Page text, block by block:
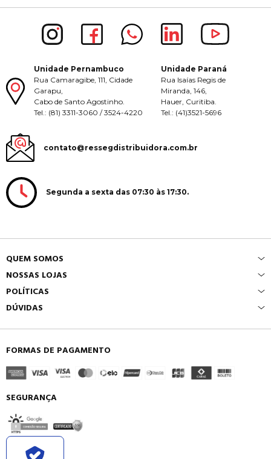
Unidade Pernambuco
Rua Camaragibe, 111, Cidade
Garapu,
Cabo de Santo Agostinho.
Tel.: (81) 3311-3060 / 3524-4220
Unidade Paraná
Rua Isaías Regis de
Miranda, 146,
Hauer, Curitiba.
Tel.: (41)3521-5696
contato@ressegdistribuidora.com.br
Segunda a sexta das 07:30 às 17:30.
QUEM SOMOS
NOSSAS LOJAS
POLÍTICAS
DÚVIDAS
FORMAS DE PAGAMENTO
SEGURANÇA